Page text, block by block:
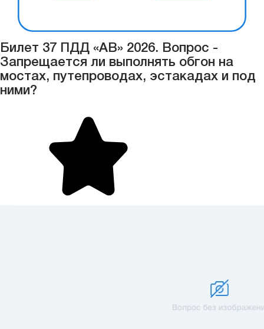
Билет 37 ПДД «АВ» 2026. Вопрос -
Запрещается ли выполнять обгон на
мостах, путепроводах, эстакадах и под
ними?